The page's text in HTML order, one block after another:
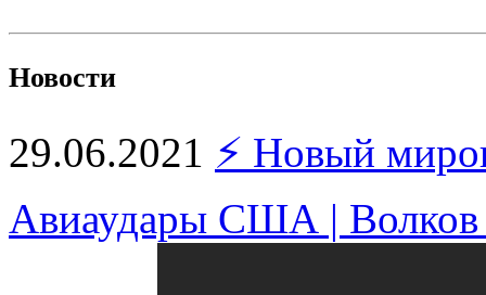
Новости
29.06.2021 ⚡️ Новый
Авиаудары США | Волков